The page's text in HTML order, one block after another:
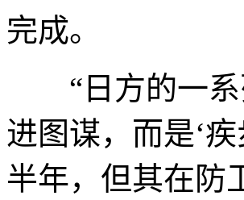
完成。
“日方的一系
进图谋，而是‘
半年，但其在防